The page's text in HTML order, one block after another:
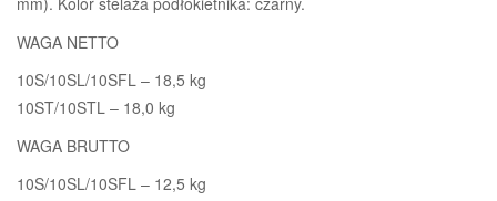
WAGA NETTO
10S/10SL/10SFL – 18,5 kg
10ST/10STL – 18,0 kg
WAGA BRUTTO
10S/10SL/10SFL – 12,5 kg